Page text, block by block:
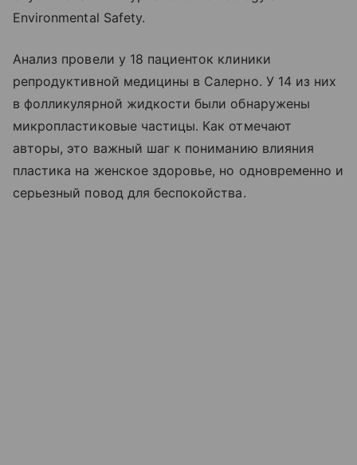
Environmental Safety.
Анализ провели у 18 пациенток клиники
репродуктивной медицины в Салерно. У 14 из них
в фолликулярной жидкости были обнаружены
микропластиковые частицы. Как отмечают
авторы, это важный шаг к пониманию влияния
пластика на женское здоровье, но одновременно и
серьезный повод для беспокойства.